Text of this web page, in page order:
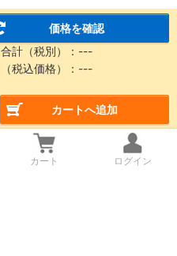
価格を確認
合計（税別）： ---
（税込価格）： ---
カートへ追加
カート ログイン